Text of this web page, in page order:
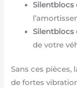
Silentblocs
Silentblocs
de votre
Sans ces pièces,
de fortes